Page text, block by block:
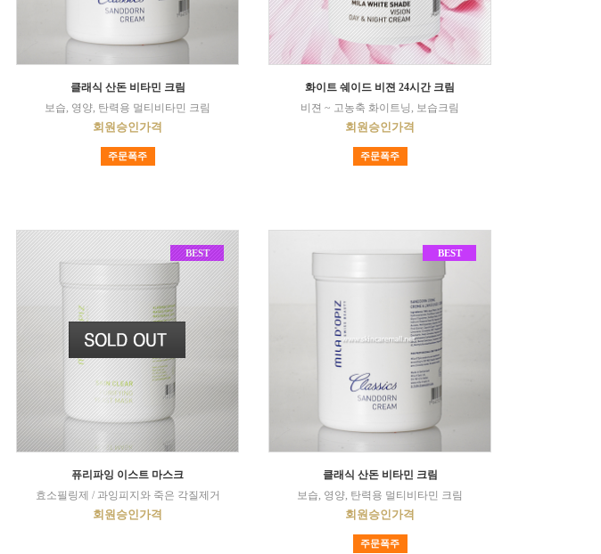
클래식 산돈 비타민 크림
보습, 영양, 탄력용 멀티비타민 크림
회원승인가격
주문폭주
화이트 쉐이드 비젼 24시간 크림
비젼 ~ 고농축 화이트닝, 보습크림
회원승인가격
주문폭주
BEST
퓨리파잉 이스트 마스크
효소필링제 / 과잉피지와 죽은 각질제거
회원승인가격
BEST
클래식 산돈 비타민 크림
보습, 영양, 탄력용 멀티비타민 크림
회원승인가격
주문폭주